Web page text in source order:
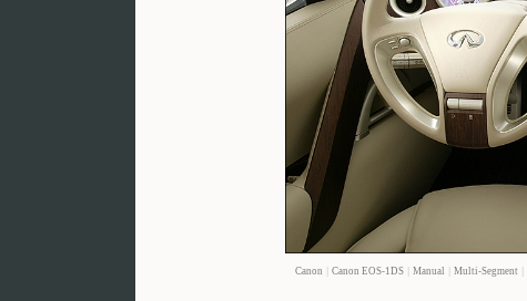
Canon Canon EOS-1DS| Manual Multi-Segment|